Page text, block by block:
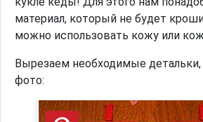
материал, который не будет
можно использовать кожу или
Вырезаем необходимые детальки,
фото: